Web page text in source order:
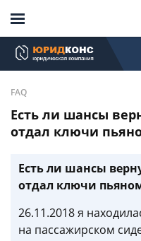
FAQ
Есть ли шансы
отдал ключи
Есть ли шансы
отдал ключи
26.11.2018 я
на пассажирском